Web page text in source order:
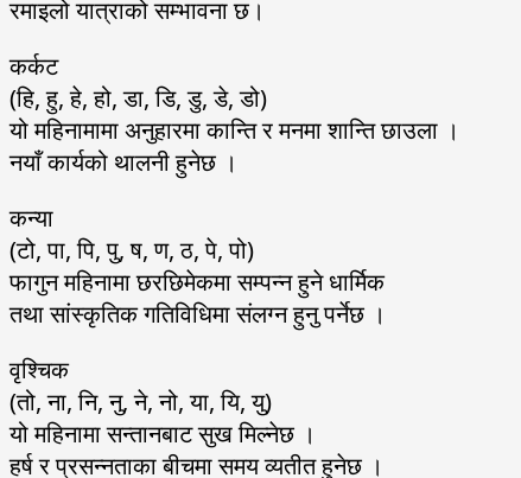
रमाइलो यात्राको सम्भावना छ।
कर्कट
(हि, हु, हे, हो, डा, डि, डु, डे, डो)
यो महिनामामा अनुहारमा कान्ति र मनमा शान्ति छाउला ।
नयाँ कार्यको थालनी हुनेछ ।
कन्या
(टो, पा, पि, पु, ष, ण, ठ, पे, पो)
फागुन महिनामा छरछिमेकमा सम्पन्न हुने धार्मिक
तथा सांस्कृतिक गतिविधिमा संलग्न हुनु पर्नेछ ।
वृश्चिक
(तो, ना, नि, नु, ने, नो, या, यि, यु)
यो महिनामा सन्तानबाट सुख मिल्नेछ ।
हर्ष र प्रसन्नताका बीचमा समय व्यतीत हुनेछ ।